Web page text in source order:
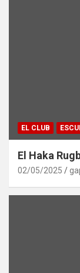
EL CLUB
El Haka
02/05/2025